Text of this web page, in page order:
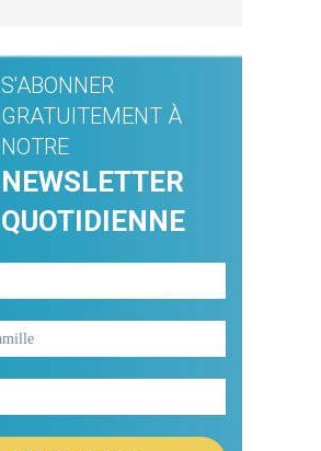
S'ABONNER
GRATUITEMENT À
NOTRE
NEWSLETTER
QUOTIDIENNE